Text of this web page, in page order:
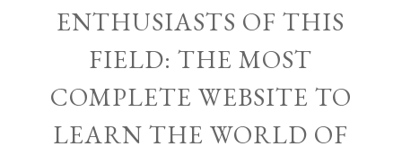
ENTHUSIASTS OF THIS
FIELD: THE MOST
COMPLETE WEBSITE TO
LEARN THE WORLD OF